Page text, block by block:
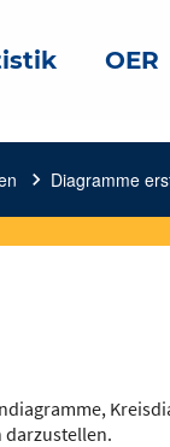
OER
chevron_right Diagramme
darzustellen.